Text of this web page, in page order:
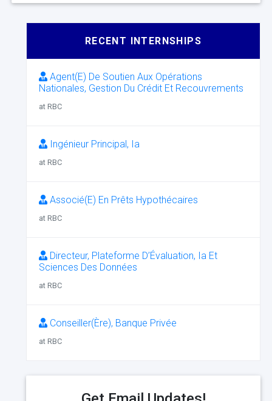
RECENT INTERNSHIPS
Agent(E) De Soutien Aux Opérations
Nationales, Gestion Du Crédit Et Recouvrements
at RBC
Ingénieur Principal, Ia
at RBC
Associé(E) En Prêts Hypothécaires
at RBC
Directeur, Plateforme D’Évaluation, Ia Et
Sciences Des Données
at RBC
Conseiller(Ère), Banque Privée
at RBC